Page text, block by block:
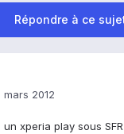
Répondre à ce
mars 2012
xperia play sous